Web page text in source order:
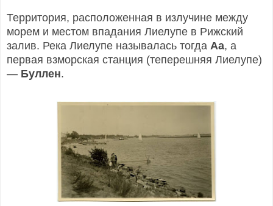
Территория, расположенная в излучине между
морем и местом впадания Лиелупе в Рижский
залив. Река Лиелупе называлась тогда Аа, а
первая взморская станция (теперешняя Лиелупе)
— Буллен.